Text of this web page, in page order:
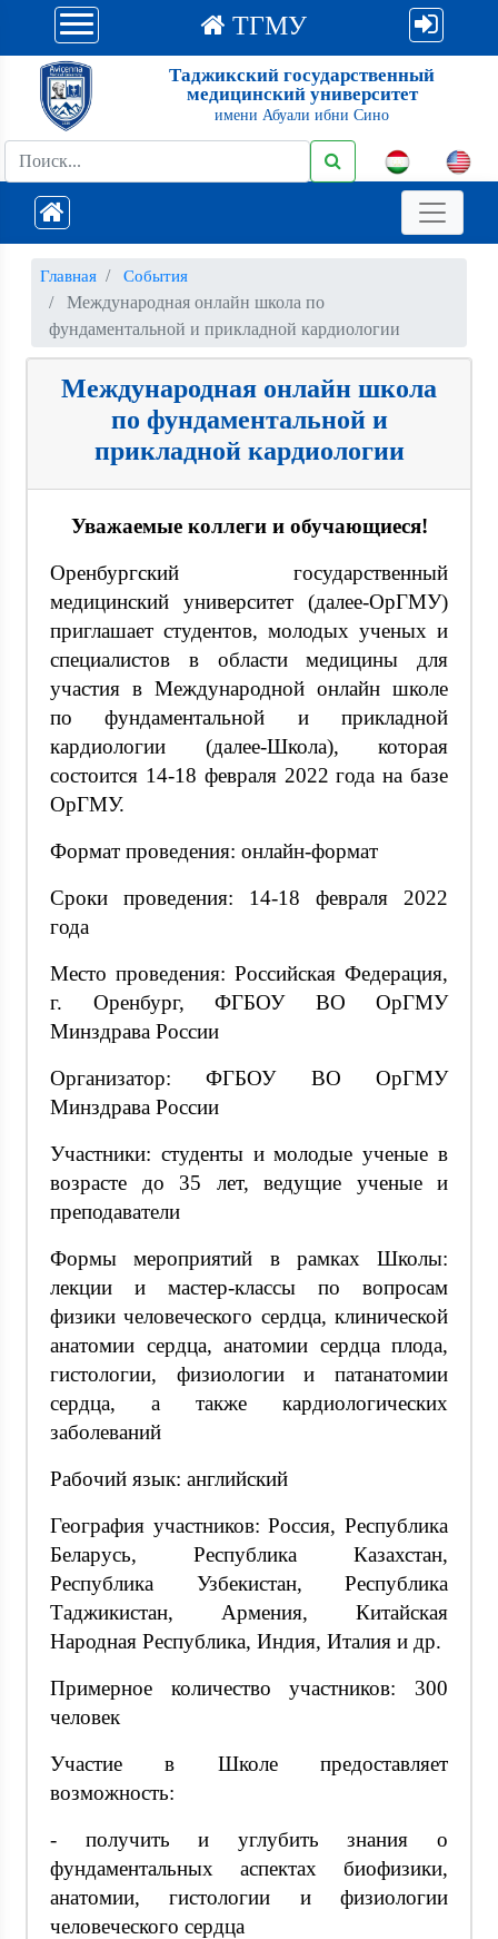
ТГМУ
Таджикский государственный
медицинский университет
имени Абуали ибни Сино
Главная События
Международная онлайн школа по
фундаментальной и прикладной кардиологии
Международная онлайн школа
по фундаментальной и
прикладной кардиологии
Уважаемые коллеги и обучающиеся!
Оренбургский государственный
медицинский университет (далее-ОрГМУ)
приглашает студентов, молодых ученых и
специалистов в области медицины для
участия в Международной онлайн школе
по фундаментальной и прикладной
кардиологии (далее-Школа), которая
состоится 14-18 февраля 2022 года на базе
ОрГМУ.
Формат проведения: онлайн-формат
Сроки проведения: 14-18 февраля 2022
года
Место проведения: Российская Федерация,
г. Оренбург, ФГБОУ ВО ОрГМУ
Минздрава России
Организатор: ФГБОУ ВО ОрГМУ
Минздрава России
Участники: студенты и молодые ученые в
возрасте до 35 лет, ведущие ученые и
преподаватели
Формы мероприятий в рамках Школы:
лекции и мастер-классы по вопросам
физики человеческого сердца, клинической
анатомии сердца, анатомии сердца плода,
гистологии, физиологии и патанатомии
сердца, а также кардиологических
заболеваний
Рабочий язык: английский
География участников: Россия, Республика
Беларусь, Республика Казахстан,
Республика Узбекистан, Республика
Таджикистан, Армения, Китайская
Народная Республика, Индия, Италия и др.
Примерное количество участников: 300
человек
Участие в Школе предоставляет
возможность:
- получить и углубить знания о
фундаментальных аспектах биофизики,
анатомии, гистологии и физиологии
человеческого сердца